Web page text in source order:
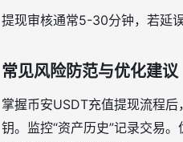
提现审核通常5-30分钟，若延
常见风险防范与优化建议
掌握币安USDT充值提现流程
钥。监控“资产历史”记录交易